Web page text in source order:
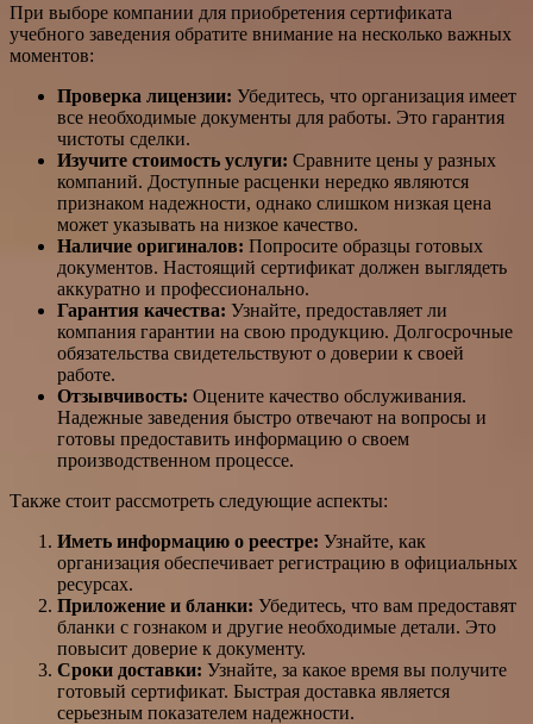
При выборе компании для приобретения сертификата
учебного заведения обратите внимание на несколько важных
моментов:
Проверка лицензии: Убедитесь, что организация имеет
все необходимые документы для работы. Это гарантия
чистоты сделки.
Изучите стоимость услуги: Сравните цены у разных
компаний. Доступные расценки нередко являются
признаком надежности, однако слишком низкая цена
может указывать на низкое качество.
Наличие оригиналов: Попросите образцы готовых
документов. Настоящий сертификат должен выглядеть
аккуратно и профессионально.
Гарантия качества: Узнайте, предоставляет ли
компания гарантии на свою продукцию. Долгосрочные
обязательства свидетельствуют о доверии к своей
работе.
Отзывчивость: Оцените качество обслуживания.
Надежные заведения быстро отвечают на вопросы и
готовы предоставить информацию о своем
производственном процессе.
Также стоит рассмотреть следующие аспекты:
Иметь информацию о реестре: Узнайте, как
организация обеспечивает регистрацию в официальных
ресурсах.
Приложение и бланки: Убедитесь, что вам предоставят
бланки с гознаком и другие необходимые детали. Это
повысит доверие к документу.
Сроки доставки: Узнайте, за какое время вы получите
готовый сертификат. Быстрая доставка является
серьезным показателем надежности.